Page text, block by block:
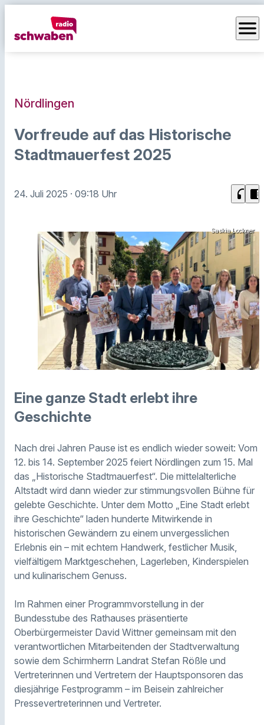
menu
Nördlingen
Vorfreude auf das Historische
Stadtmauerfest 2025
24. Juli 2025 · 09:18 Uhr headphones chrome_reader_mode
Saskia Lockner
Eine ganze Stadt erlebt ihre
Geschichte
Nach drei Jahren Pause ist es endlich wieder soweit: Vom
12. bis 14. September 2025 feiert Nördlingen zum 15. Mal
das „Historische Stadtmauerfest“. Die mittelalterliche
Altstadt wird dann wieder zur stimmungsvollen Bühne für
gelebte Geschichte. Unter dem Motto „Eine Stadt erlebt
ihre Geschichte“ laden hunderte Mitwirkende in
historischen Gewändern zu einem unvergesslichen
Erlebnis ein – mit echtem Handwerk, festlicher Musik,
vielfältigem Marktgeschehen, Lagerleben, Kinderspielen
und kulinarischem Genuss.
Im Rahmen einer Programmvorstellung in der
Bundesstube des Rathauses präsentierte
Oberbürgermeister David Wittner gemeinsam mit den
verantwortlichen Mitarbeitenden der Stadtverwaltung
sowie dem Schirmherrn Landrat Stefan Rößle und
Vertreterinnen und Vertretern der Hauptsponsoren das
diesjährige Festprogramm – im Beisein zahlreicher
Pressevertreterinnen und Vertreter.